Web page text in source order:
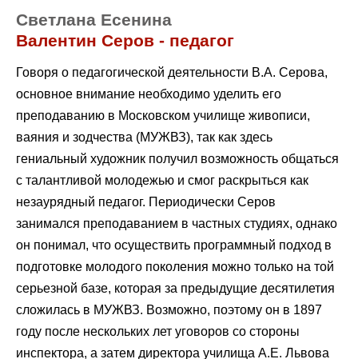
Светлана Есенина
Валентин Серов - педагог
Говоря о педагогической деятельности В.А. Серова,
основное внимание необходимо уделить его
преподаванию в Московском училище живописи,
ваяния и зодчества (МУЖВЗ), так как здесь
гениальный художник получил возможность общаться
с талантливой молодежью и смог раскрыться как
незаурядный педагог. Периодически Серов
занимался преподаванием в частных студиях, однако
он понимал, что осуществить программный подход в
подготовке молодого поколения можно только на той
серьезной базе, которая за предыдущие десятилетия
сложилась в МУЖВЗ. Возможно, поэтому он в 1897
году после нескольких лет уговоров со стороны
инспектора, а затем директора училища А.Е. Львова